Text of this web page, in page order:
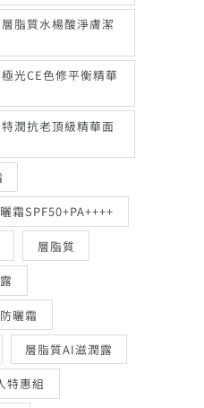
脂質水楊酸淨膚潔
光CE色修平衡精華
潤抗老頂級精華面
霜SPF50+PA++++
層脂質
曬霜
層脂質AI滋潤露
特惠組